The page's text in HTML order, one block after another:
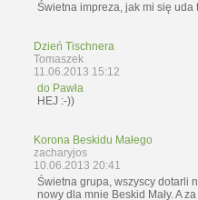
Świetna impreza, jak mi się
Dzień Tischnera
Tomaszek
11.06.2013 15:12
do Pawła
HEJ :-))
Korona Beskidu Małego
zacharyjos
10.06.2013 20:41
Świetna grupa, wszyscy dotarli
nowy dla mnie Beskid Mały. A za